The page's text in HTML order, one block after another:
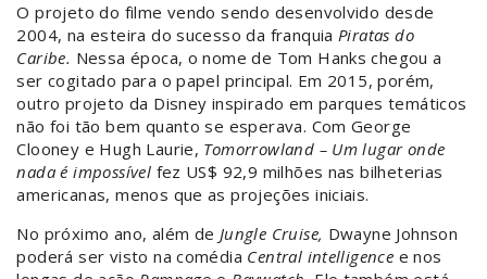
O projeto do filme vendo sendo desenvolvido desde
2004, na esteira do sucesso da franquiaPiratas do
Caribe. Nessa época, o nome de Tom Hanks chegou a
ser cogitado para o papel principal. Em 2015, porém,
outro projeto da Disney inspirado em parques temáticos
não foi tão bem quanto se esperava. Com George
Clooney e Hugh Laurie, Tomorrowland – Um lugar onde
nada é impossível fez US$ 92,9 milhões nas bilheterias
americanas, menos que as projeções iniciais.
No próximo ano, além de Jungle Cruise, Dwayne Johnson
poderá ser visto na comédia Central intelligence e nos